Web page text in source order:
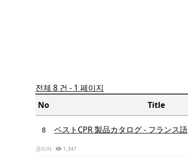
전체 8 건 - 1 페이지
No
Title
8 ベストCPR 製品カタログ - フランス語
관리자 1,347